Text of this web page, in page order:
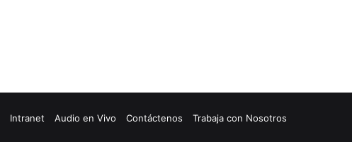
Intranet Audio en Vivo Contáctenos Trabaja con Nosotros